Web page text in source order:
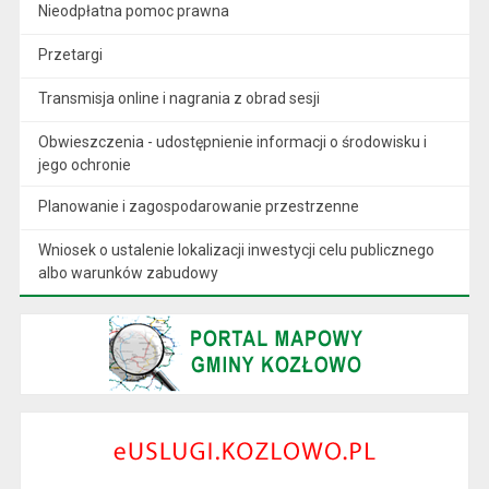
Nieodpłatna pomoc prawna
Przetargi
Transmisja online i nagrania z obrad sesji
Obwieszczenia - udostępnienie informacji o środowisku i
jego ochronie
Planowanie i zagospodarowanie przestrzenne
Wniosek o ustalenie lokalizacji inwestycji celu publicznego
albo warunków zabudowy